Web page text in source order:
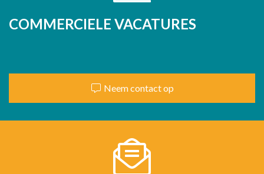
COMMERCIELE VACATURES
Neem contact op